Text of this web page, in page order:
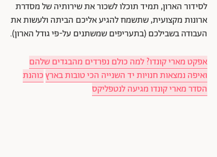
לסידור הארון, תמיד תוכלו לשכור את שירותיה של מסדרת
ארונות מקצועית, שתשמח להגיע אליכם הביתה ולעשות את
העבודה בשבילכם (בתעריפים שמשתנים על-פי גודל הארון).
אפקט מארי קונדו? למה כולם נפרדים מהבגדים שלהם
ואיפה נמצאות חנויות יד השנייה הכי טובות בארץכוהנת
הסדר מארי קונדו מגיעה לנטפליקס